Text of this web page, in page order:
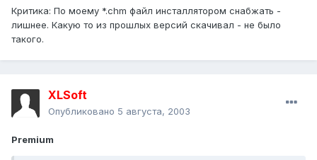
Критика: По моему *.chm файл инсталлятором снабжать -
лишнее. Какую то из прошлых версий скачивал - не было
такого.
XLSoft
Опубликовано 5 августа, 2003
Premium